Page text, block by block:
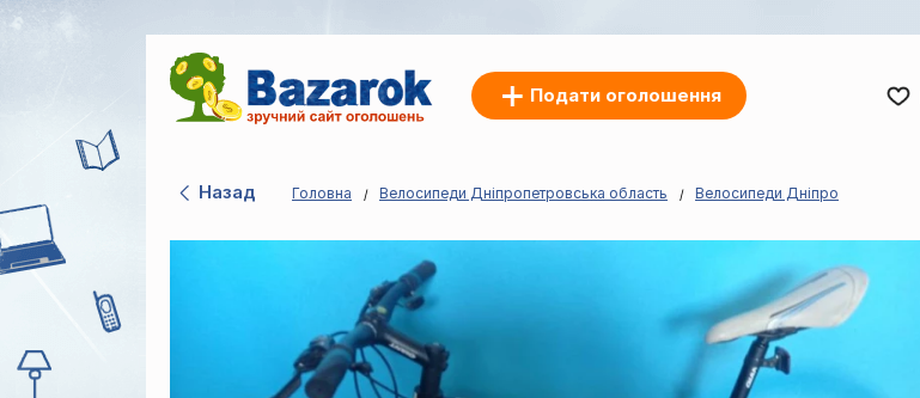
Подати оголошення
Назад Головна Велосипеди Дніпропетровська область Велосипеди Дніпро